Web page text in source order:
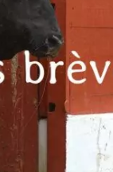
2026 Tertulias